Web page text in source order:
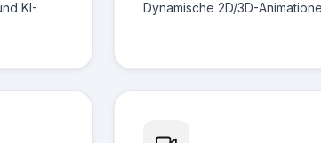
KI-
Dynamische 2D/3D-